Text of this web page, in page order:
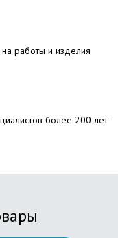
работы и изделия
более 200 лет